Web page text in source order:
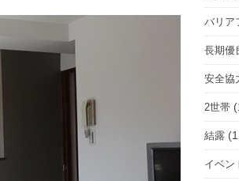
バリア
長期優
安全協
2世帯
結露
イベン